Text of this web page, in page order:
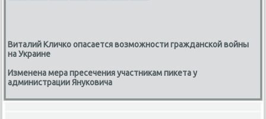
Виталий Кличко опасается возможности гражданской войны
на Украине
Изменена мера пресечения участникам пикета у
администрации Януковича